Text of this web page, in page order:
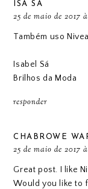
ISA SÁ
25 de maio de 2017
Também uso
Isabel Sá
Brilhos da Moda
responder
CHABROWE
25 de maio de 2017
Great post. I like
Would you like to